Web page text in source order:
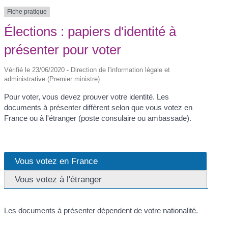
Fiche pratique
Élections : papiers d'identité à
présenter pour voter
Vérifié le 23/06/2020 - Direction de l'information légale et
administrative (Premier ministre)
Pour voter, vous devez prouver votre identité. Les
documents à présenter diffèrent selon que vous votez en
France ou à l'étranger (poste consulaire ou ambassade).
Vous votez en France
Vous votez à l'étranger
Les documents à présenter dépendent de votre nationalité.